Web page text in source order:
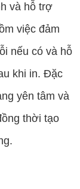
và hỗ trợ
việc đảm
nếu có và hỗ
khi in. Đặc
yên tâm và
thời tạo